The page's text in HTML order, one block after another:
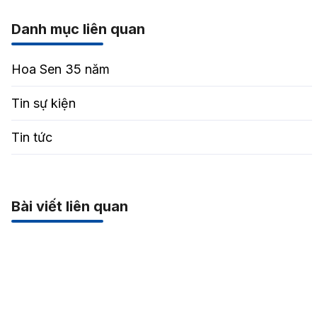
Danh mục liên quan
Hoa Sen 35 năm
Tin sự kiện
Tin tức
Bài viết liên quan